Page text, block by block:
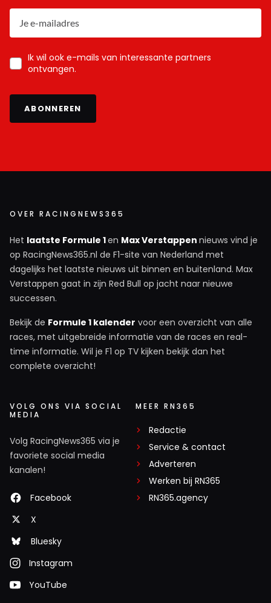
Ik wil ook e-mails van interessante partners
ontvangen.
ABONNEREN
OVER RACINGNEWS365
Het laatste Formule 1en Max Verstappen nieuws vind je
op RacingNews365.nl de F1-site van Nederland met
dagelijks het laatste nieuws uit binnen en buitenland. Max
Verstappen gaat in zijn Red Bull op jacht naar nieuwe
successen.
Bekijk de Formule 1 kalender voor een overzicht van alle
races, met uitgebreide informatie van de races en real-
time informatie. Wil je F1 op TV kijken bekijk dan het
complete overzicht!
VOLG ONS VIA SOCIAL
MEDIA
Volg RacingNews365 via je
favoriete social media
kanalen!
Facebook
X
Bluesky
Instagram
YouTube
MEER RN365
Redactie
Service & contact
Adverteren
Werken bij RN365
RN365.agency